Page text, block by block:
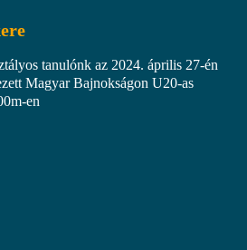
tanulónk az 2024. április 27-én
Magyar Bajnokságon U20-as
en